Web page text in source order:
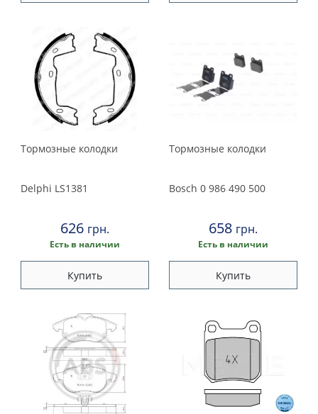
Тормозные колодки
Delphi LS1381
626 грн.
Есть в наличии
Купить
Тормозные колодки
Bosch 0 986 490 500
658 грн.
Есть в наличии
Купить